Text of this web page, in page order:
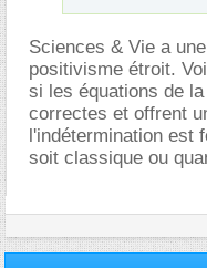
Sciences & Vie a
positivisme étroit.
si les équations de
correctes et offrent
l'indétermination est
soit classique ou